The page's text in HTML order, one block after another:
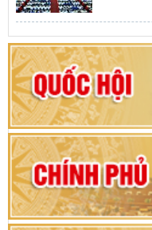
Khai mạc
Hướng
khoá XVI
2026-2031
80 năm
vì sự phát
Bộ Chính